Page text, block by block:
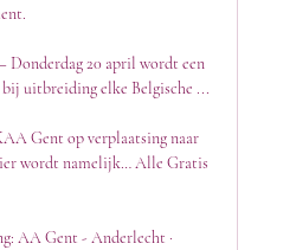
Donderdag 20 april wordt een
uitbreiding elke Belgische ...
Gent op verplaatsing naar
wordt namelijk… Alle Gratis
AA Gent - Anderlecht ·